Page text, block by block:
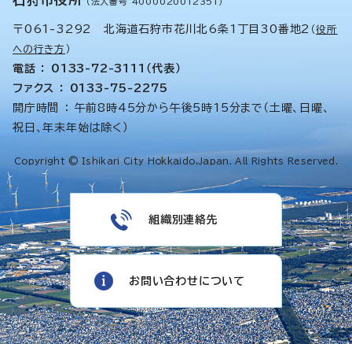
〒061-3292 北海道石狩市花川北6条1丁目30番地2 （役所
への行き方 ）
電話 ： 0133-72-3111（代表）
ファクス ： 0133-75-2275
開庁時間 ： 午前8時45分から午後5時15分まで（土曜、日曜、
祝日、年末年始は除く）
Copyright © Ishikari City Hokkaido,Japan. All Rights Reserved.
組織別連絡先
お問い合わせについて